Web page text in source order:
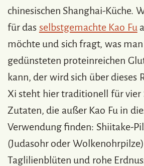
chinesischen Shanghai-Küche.
für das selbstgemachte Kao Fu
möchte und sich fragt, was
gedünsteten proteinreichen
kann, der wird sich über dieses
Xi steht hier traditionell für vier
Zutaten, die außer Kao Fu in
Verwendung finden: Shiitake-
(Judasohr oder
Taglilienblüten und rohe